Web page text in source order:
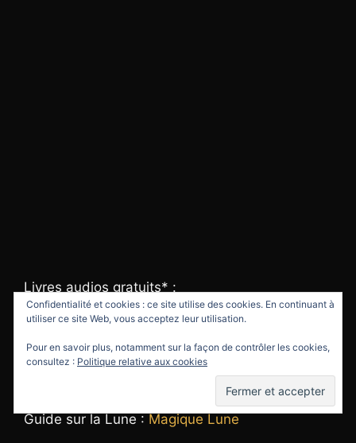
Livres audios gratuits* :
Autres livres audios gratuits*
Guide sur la Lune :Magique Lune
Confidentialité et cookies : ce site utilise des cookies. En continuant à
utiliser ce site Web, vous acceptez leur utilisation.
Pour en savoir plus, notamment sur la façon de contrôler les cookies,
consultez : Politique relative aux cookies